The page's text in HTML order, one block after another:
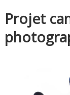
Projet